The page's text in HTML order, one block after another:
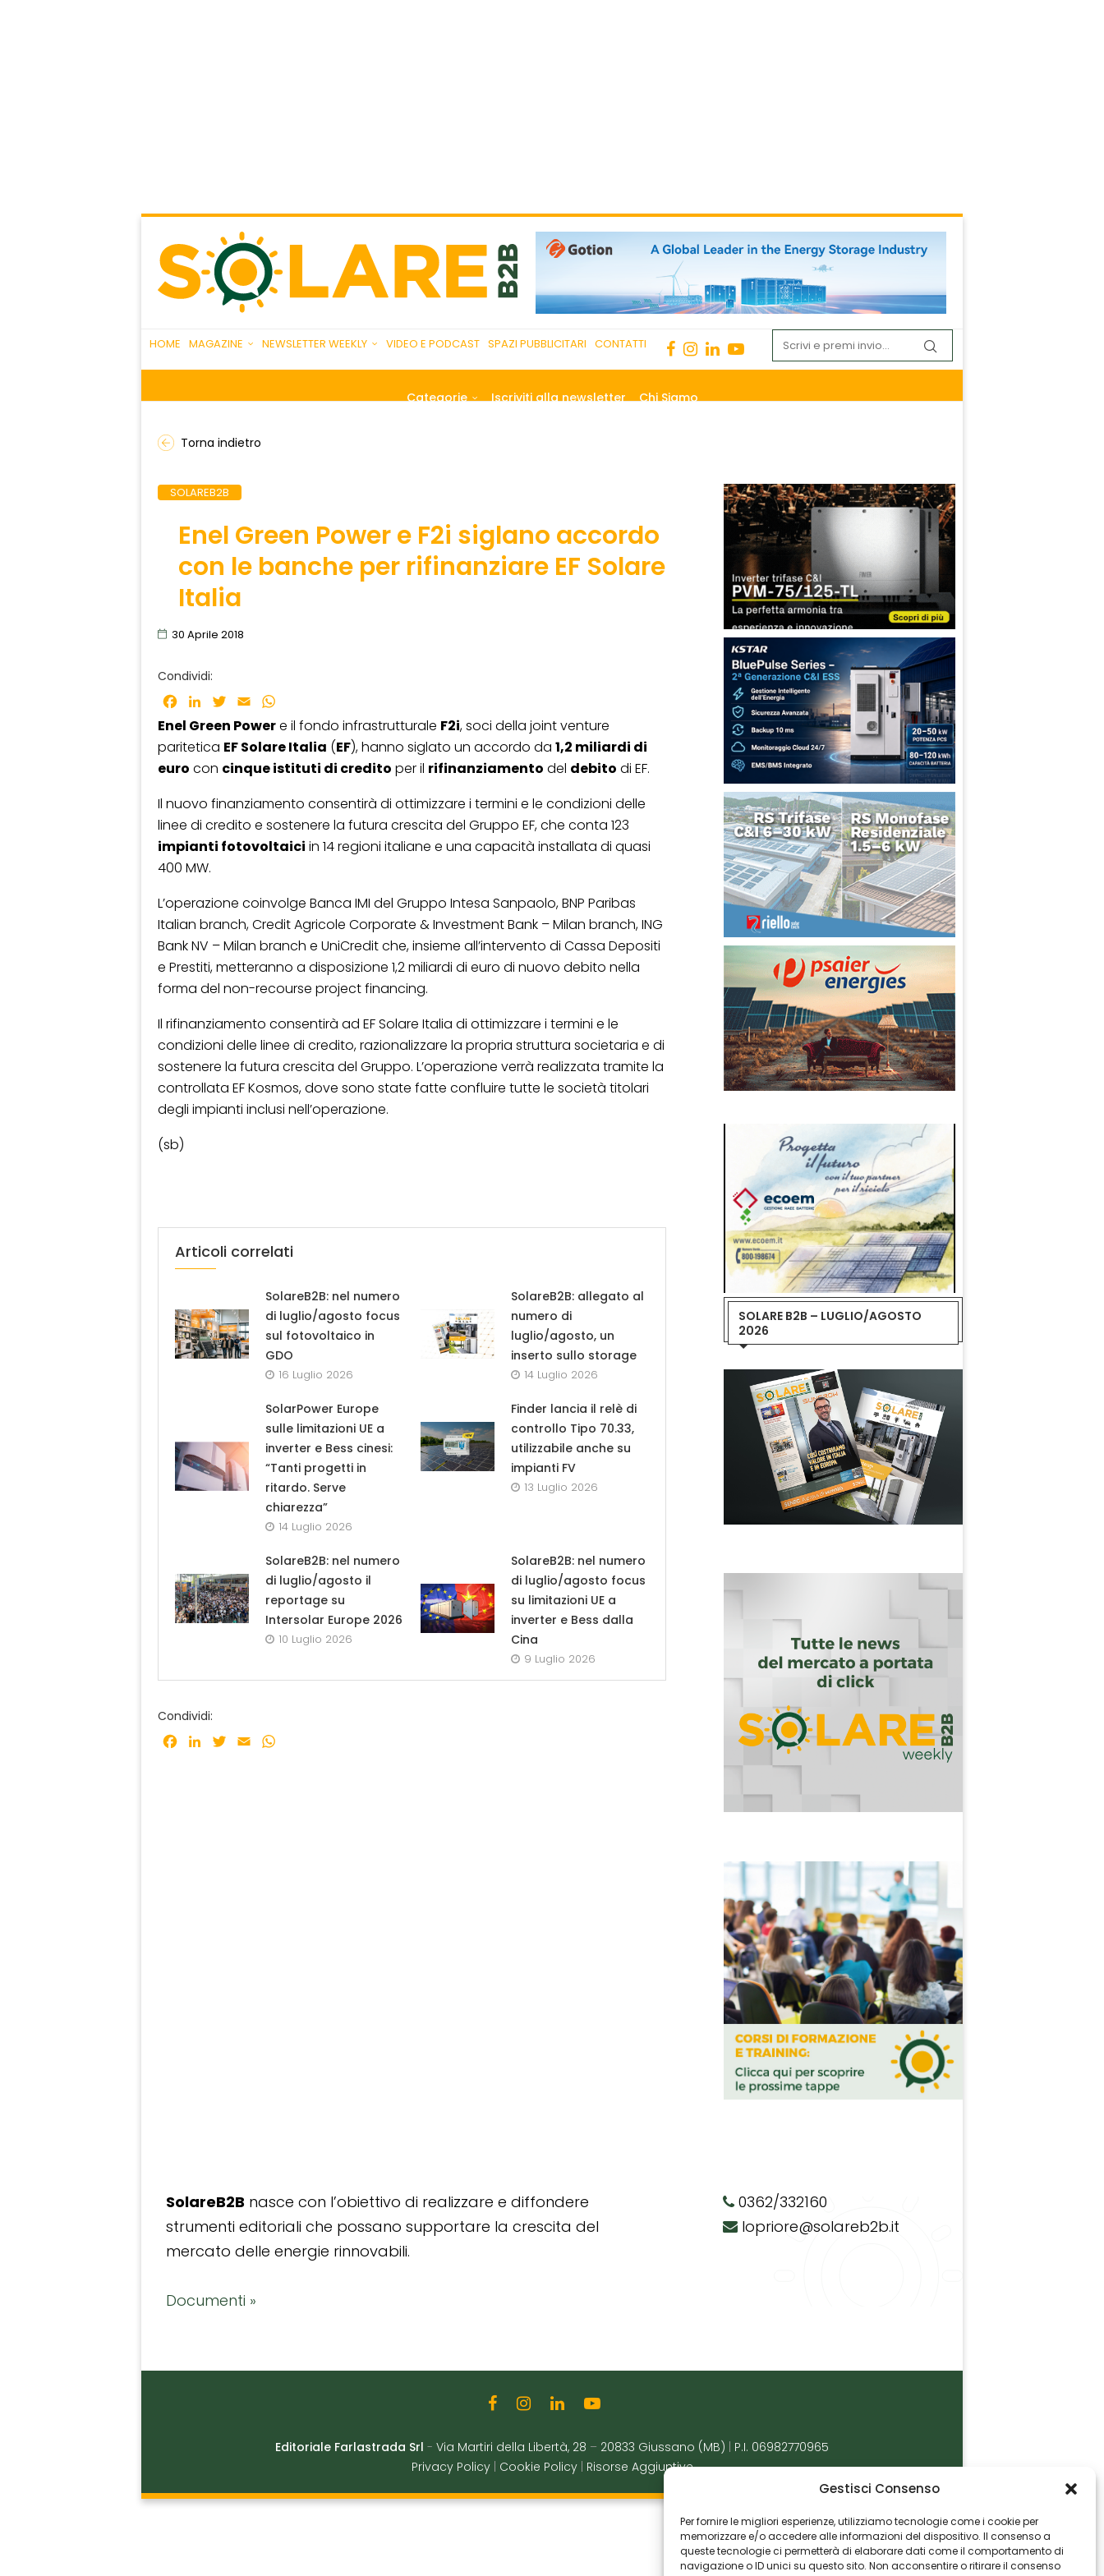
Gestisci Consenso
Per fornire le migliori esperienze, utilizziamo tecnologie come i cookie per
memorizzare e/o accedere alle informazioni del dispositivo. Il consenso a
queste tecnologie ci permetterà di elaborare dati come il comportamento di
navigazione o ID unici su questo sito. Non acconsentire o ritirare il consenso
HOME MAGAZINE NEWSLETTER WEEKLY VIDEO E PODCAST SPAZI PUBBLICITARI CONTATTI
Categorie Iscriviti alla newsletter Chi Siamo
Torna indietro
SOLAREB2B
Enel Green Power e F2i siglano accordo
con le banche per rifinanziare EF Solare
Italia
30 Aprile 2018
Condividi:
Facebook
LinkedInTwitter
Email
Enel Green Powere il fondo infrastrutturale F2i, soci della joint venture
paritetica EF Solare Italia (EF), hanno siglato un accordo da 1,2 miliardi di
euro con cinque istituti di credito per il rifinanziamento del debito di EF.
Il nuovo finanziamento consentirà di ottimizzare i termini e le condizioni delle
linee di credito e sostenere la futura crescita del Gruppo EF, che conta 123
impianti fotovoltaici in 14 regioni italiane e una capacità installata di quasi
400 MW.
L’operazione coinvolge Banca IMI del Gruppo Intesa Sanpaolo, BNP Paribas
Italian branch, Credit Agricole Corporate & Investment Bank – Milan branch, ING
Bank NV – Milan branch e UniCredit che, insieme all’intervento di Cassa Depositi
e Prestiti, metteranno a disposizione 1,2 miliardi di euro di nuovo debito nella
forma del non-recourse project financing.
Il rifinanziamento consentirà ad EF Solare Italia di ottimizzare i termini e le
condizioni delle linee di credito, razionalizzare la propria struttura societaria e di
sostenere la futura crescita del Gruppo. L’operazione verrà realizzata tramite la
controllata EF Kosmos, dove sono state fatte confluire tutte le società titolari
degli impianti inclusi nell’operazione.
(sb)
Articoli correlati
SolareB2B: nel numero
di luglio/agosto focus
sul fotovoltaico in
GDO
16 Luglio 2026
SolareB2B: allegato al
numero di
luglio/agosto, un
inserto sullo storage
14 Luglio 2026
SolarPower Europe
sulle limitazioni UE a
inverter e Bess cinesi:
“Tanti progetti in
ritardo. Serve
chiarezza”
14 Luglio 2026
Finder lancia il relè di
controllo Tipo 70.33,
utilizzabile anche su
impianti FV
13 Luglio 2026
SolareB2B: nel numero
di luglio/agosto il
reportage su
Intersolar Europe 2026
10 Luglio 2026
SolareB2B: nel numero
di luglio/agosto focus
su limitazioni UE a
inverter e Bess dalla
Cina
9 Luglio 2026
Condividi:
Facebook
LinkedInTwitter
Email
SOLARE B2B – LUGLIO/AGOSTO
2026
SolareB2B nasce con l’obiettivo di realizzare e diffondere
strumenti editoriali che possano supportare la crescita del
mercato delle energie rinnovabili.
Documenti »
0362/332160
lopriore@solareb2b.it
Editoriale Farlastrada Srl - Via Martiri della Libertà, 28 – 20833 Giussano (MB)
P.I. 06982770965
Privacy Policy
Cookie Policy Risorse Aggiuntive